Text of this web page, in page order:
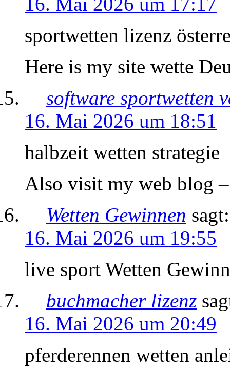
sportwetten lizenz
Here is my site wette
software sportwetten
16. Mai 2026 um 18:51
halbzeit wetten strategie
Also visit my web blog
Wetten Gewinnen sagt:
16. Mai 2026 um 19:55
live sport Wetten
buchmacher lizenz
16. Mai 2026 um 20:49
pferderennen wetten